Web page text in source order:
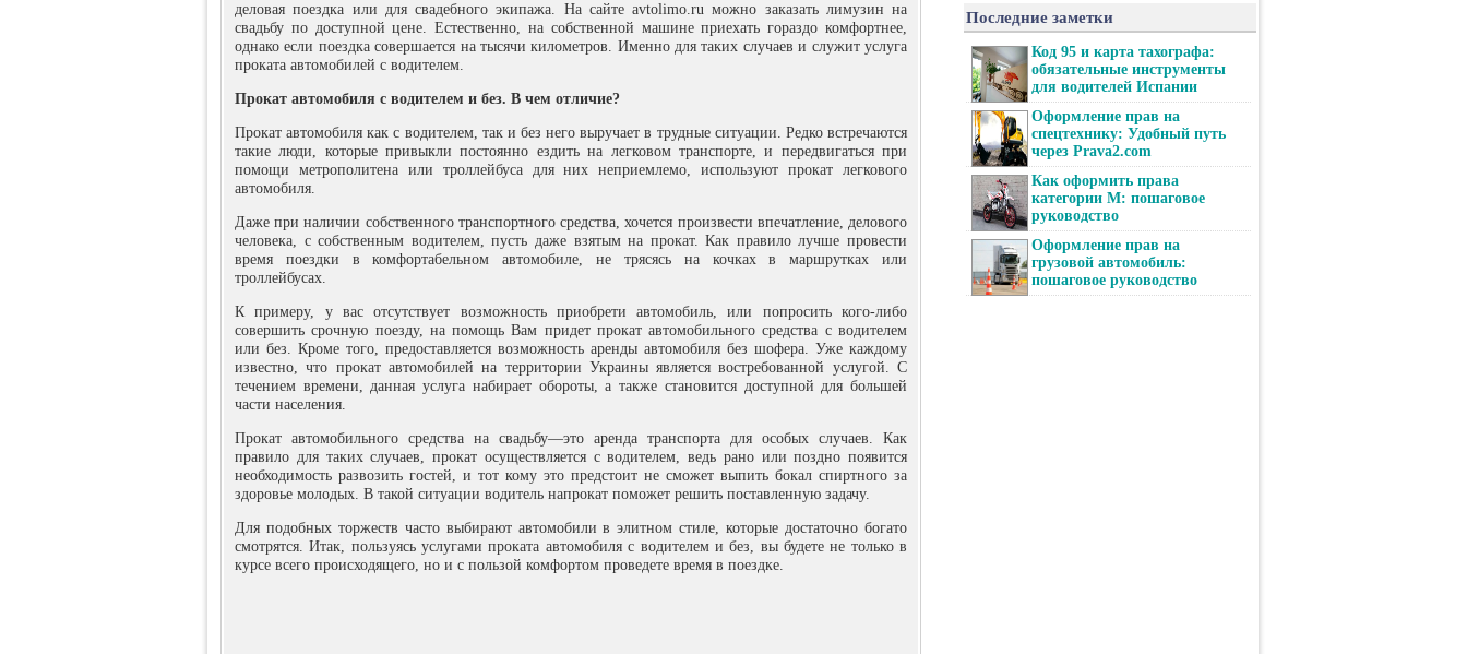
деловая поездка или для свадебного экипажа. На сайте avtolimo.ru можно заказать лимузин на
свадьбу по доступной цене. Естественно, на собственной машине приехать гораздо комфортнее,
однако если поездка совершается на тысячи километров. Именно для таких случаев и служит услуга
проката автомобилей с водителем.
Прокат автомобиля с водителем и без. В чем отличие?
Прокат автомобиля как с водителем, так и без него выручает в трудные ситуации. Редко встречаются
такие люди, которые привыкли постоянно ездить на легковом транспорте, и передвигаться при
помощи метрополитена или троллейбуса для них неприемлемо, используют прокат легкового
автомобиля.
Даже при наличии собственного транспортного средства, хочется произвести впечатление, делового
человека, с собственным водителем, пусть даже взятым на прокат. Как правило лучше провести
время поездки в комфортабельном автомобиле, не трясясь на кочках в маршрутках или
троллейбусах.
К примеру, у вас отсутствует возможность приобрети автомобиль, или попросить кого-либо
совершить срочную поезду, на помощь Вам придет прокат автомобильного средства с водителем
или без. Кроме того, предоставляется возможность аренды автомобиля без шофера. Уже каждому
известно, что прокат автомобилей на территории Украины является востребованной услугой. С
течением времени, данная услуга набирает обороты, а также становится доступной для большей
части населения.
Прокат автомобильного средства на свадьбу—это аренда транспорта для особых случаев. Как
правило для таких случаев, прокат осуществляется с водителем, ведь рано или поздно появится
необходимость развозить гостей, и тот кому это предстоит не сможет выпить бокал спиртного за
здоровье молодых. В такой ситуации водитель напрокат поможет решить поставленную задачу.
Для подобных торжеств часто выбирают автомобили в элитном стиле, которые достаточно богато
смотрятся. Итак, пользуясь услугами проката автомобиля с водителем и без, вы будете не только в
курсе всего происходящего, но и с пользой комфортом проведете время в поездке.
Последние заметки
Код 95 и карта тахографа:
обязательные инструменты
для водителей Испании
Оформление прав на
спецтехнику: Удобный путь
через Prava2.com
Как оформить права
категории М: пошаговое
руководство
Оформление прав на
грузовой автомобиль:
пошаговое руководство